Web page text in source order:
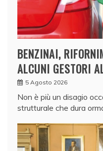
BENZINAI,
ALCUNI GESTORI
5 Agosto 2026
Non è più un disagio
strutturale che dura